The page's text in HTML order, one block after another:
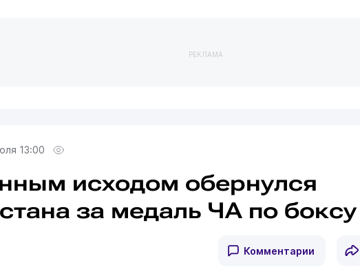
РЕКЛАМА
13:00
исходом обернулся
за медаль ЧА по боксу
Комментарии